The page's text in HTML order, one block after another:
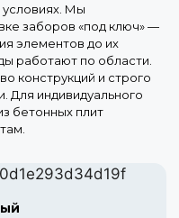
условиях. Мы
заборов «под ключ» —
элементов до их
работают по области.
конструкций и строго
Для индивидуального
бетонных плит